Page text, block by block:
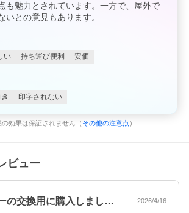
も魅力とされています。一方で、屋外で
いとの意見もあります。
い 持ち運び便利 安価
印字されない
効果は保証されません（ その他の注意点 ）
ビュー
ラベルライターの交換用に購入しました。… 2026/4/16